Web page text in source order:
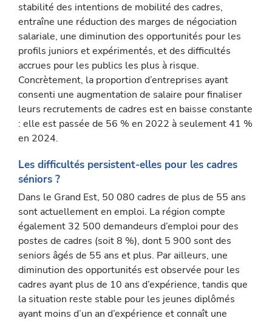
stabilité des intentions de mobilité des cadres,
entraîne une réduction des marges de négociation
salariale, une diminution des opportunités pour les
profils juniors et expérimentés, et des difficultés
accrues pour les publics les plus à risque.
Concrètement, la proportion d’entreprises ayant
consenti une augmentation de salaire pour finaliser
leurs recrutements de cadres est en baisse constante
: elle est passée de 56 % en 2022 à seulement 41 %
en 2024.
Les difficultés persistent-elles pour les cadres
séniors ?
Dans le Grand Est, 50 080 cadres de plus de 55 ans
sont actuelle­ment en emploi. La région compte
également 32 500 demandeurs d’emploi pour des
postes de cadres (soit 8 %), dont 5 900 sont des
seniors âgés de 55 ans et plus. Par ailleurs, une
diminution des opportunités est observée pour les
cadres ayant plus de 10 ans d’expérience, tandis que
la situation reste stable pour les jeunes diplômés
ayant moins d’un an d’expérience et connaît une